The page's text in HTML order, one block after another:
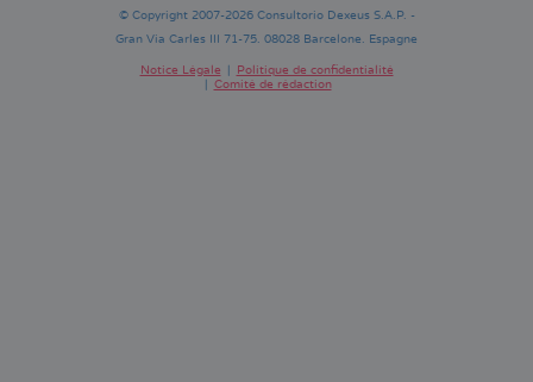
© Copyright 2007-2026 Consultorio Dexeus S.A.P. -
Gran Via Carles III 71-75. 08028 Barcelone. Espagne
Notice Légale
Politique de confidentialité
Comité de rédaction